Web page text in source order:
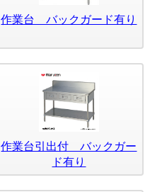
作業台 バックガード有り
作業台引出付 バックガー
ド有り